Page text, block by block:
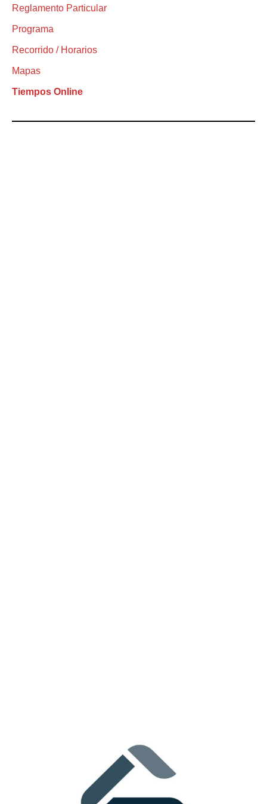
Reglamento Particular
Programa
Recorrido / Horarios
Mapas
Tiempos Online